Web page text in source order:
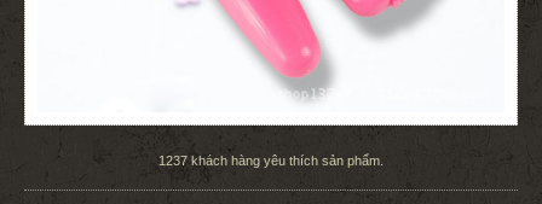
1237 khách hàng yêu thích sản phẩm.